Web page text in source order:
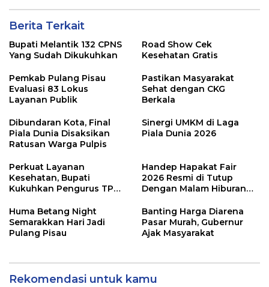
Berita Terkait
Bupati Melantik 132 CPNS
Yang Sudah Dikukuhkan
Road Show Cek
Kesehatan Gratis
Pemkab Pulang Pisau
Evaluasi 83 Lokus
Layanan Publik
Pastikan Masyarakat
Sehat dengan CKG
Berkala
Dibundaran Kota, Final
Piala Dunia Disaksikan
Ratusan Warga Pulpis
Sinergi UMKM di Laga
Piala Dunia 2026
Perkuat Layanan
Kesehatan, Bupati
Kukuhkan Pengurus TP
Handep Hapakat Fair
2026 Resmi di Tutup
Dengan Malam Hiburan
Huma Betang Night
Semarakkan Hari Jadi
Pulang Pisau
Banting Harga Diarena
Pasar Murah, Gubernur
Ajak Masyarakat
Rekomendasi untuk kamu